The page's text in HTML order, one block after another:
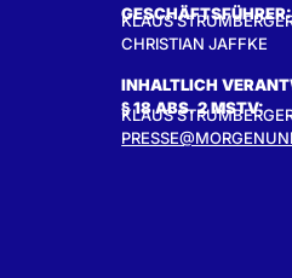
GESCHÄFTSFÜHRER:
KLAUS
CHRISTIAN JAFFKE
INHALTLICH
§ 18 ABS. 2 MSTV:
KLAUS